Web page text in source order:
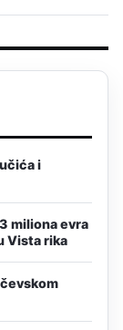
i
miliona evra
Vista rika